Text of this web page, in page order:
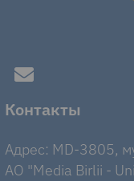
Контакты
Адрес: MD-3805,
AO "Media Birlii -